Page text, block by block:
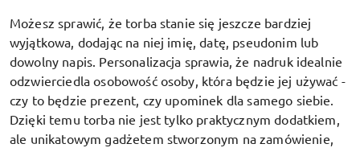
Możesz sprawić, że torba stanie się jeszcze bardziej
wyjątkowa, dodając na niej imię, datę, pseudonim lub
dowolny napis. Personalizacja sprawia, że nadruk idealnie
odzwierciedla osobowość osoby, która będzie jej używać -
czy to będzie prezent, czy upominek dla samego siebie.
Dzięki temu torba nie jest tylko praktycznym dodatkiem,
ale unikatowym gadżetem stworzonym na zamówienie,